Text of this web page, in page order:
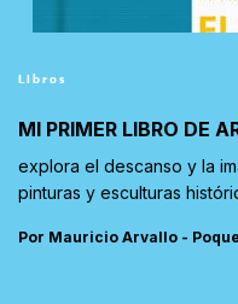
Libros
MI PRIMER LIBRO DE
explora el descanso y la
pinturas y esculturas
Por Mauricio Arvallo -